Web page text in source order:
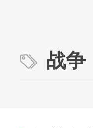
战争